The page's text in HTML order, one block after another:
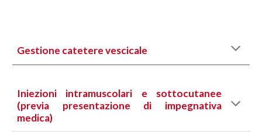
Gestione catetere vescicale
Iniezioni intramuscolari e sottocutanee
(previa presentazione di impegnativa
medica)